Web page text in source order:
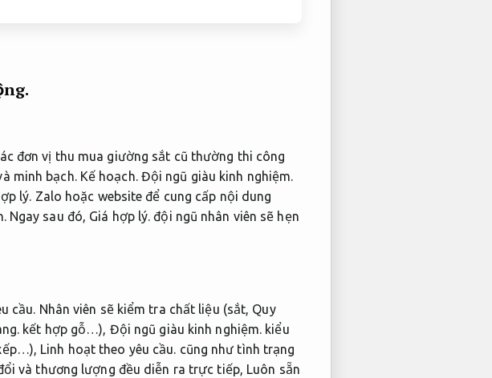
đơn vị thu mua giường sắt cũ thường thi công
minh bạch. Kế hoạch. Đội ngũ giàu kinh nghiệm.
lý. Zalo hoặc website để cung cấp nội dung
Ngay sau đó, Giá hợp lý. đội ngũ nhân viên sẽ hẹn
cầu. Nhân viên sẽ kiểm tra chất liệu (sắt, Quy
kết hợp gỗ…), Đội ngũ giàu kinh nghiệm. kiểu
Linh hoạt theo yêu cầu. cũng như tình trạng
và thương lượng đều diễn ra trực tiếp, Luôn sẵn